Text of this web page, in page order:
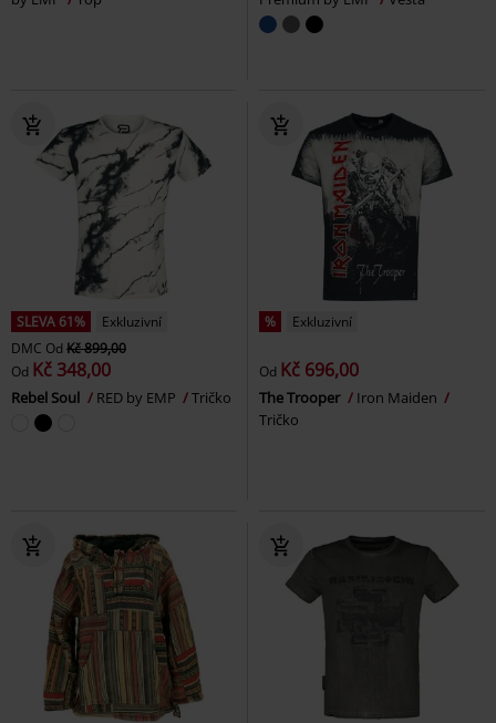
SLEVA 61%
Exkluzivní
DMC Od Kč 899,00
Od Kč 348,00
Rebel Soul RED by EMP Tričko
% Exkluzivní
Od Kč 696,00
The Trooper
Iron Maiden
Tričko